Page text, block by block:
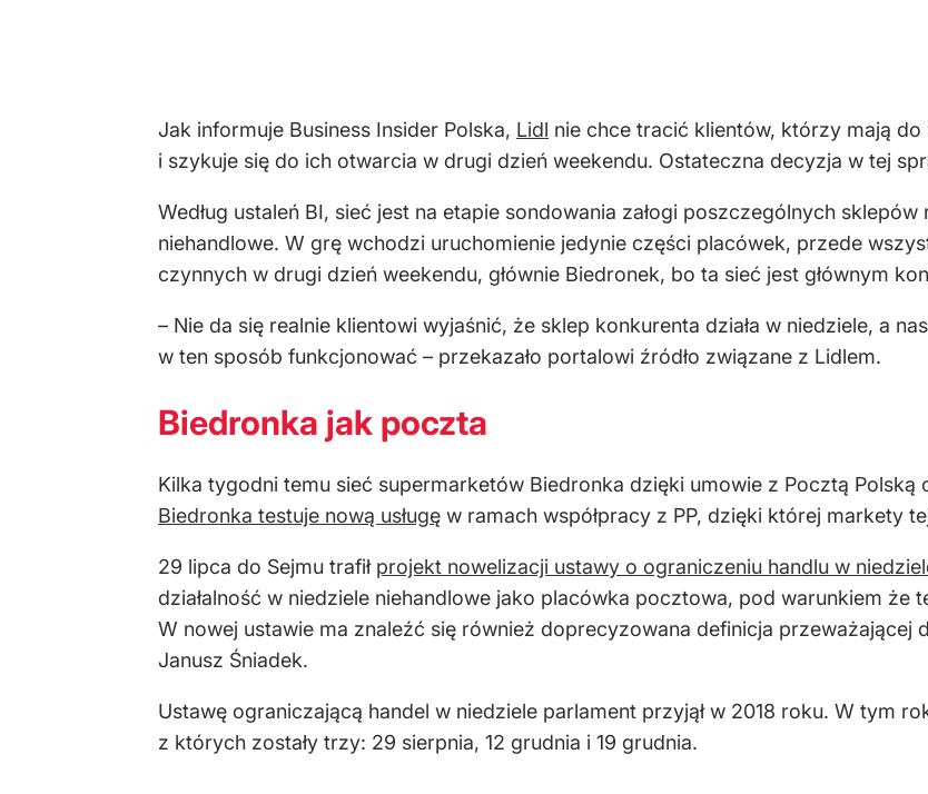
Jak informuje Business Insider Polska, Lidl nie chce tracić klientów, którzy mają
i szykuje się do ich otwarcia w drugi dzień weekendu. Ostateczna decyzja w tej
Według ustaleń BI, sieć jest na etapie sondowania załogi poszczególnych
niehandlowe. W grę wchodzi uruchomienie jedynie części placówek, przede
czynnych w drugi dzień weekendu, głównie Biedronek, bo ta sieć jest głównym
– Nie da się realnie klientowi wyjaśnić, że sklep konkurenta działa w niedziele, a
w ten sposób funkcjonować – przekazało portalowi źródło związane z Lidlem.
Biedronka jak poczta
Kilka tygodni temu sieć supermarketów Biedronka dzięki umowie z Pocztą Polską
Biedronka testuje nową usługę w ramach współpracy z PP, dzięki której markety
29 lipca do Sejmu trafił projekt nowelizacji ustawy o ograniczeniu handlu w
działalność w niedziele niehandlowe jako placówka pocztowa, pod warunkiem że
W nowej ustawie ma znaleźć się również doprecyzowana definicja przeważającej
Janusz Śniadek.
Ustawę ograniczającą handel w niedziele parlament przyjął w 2018 roku. W tym
z których zostały trzy: 29 sierpnia, 12 grudnia i 19 grudnia.